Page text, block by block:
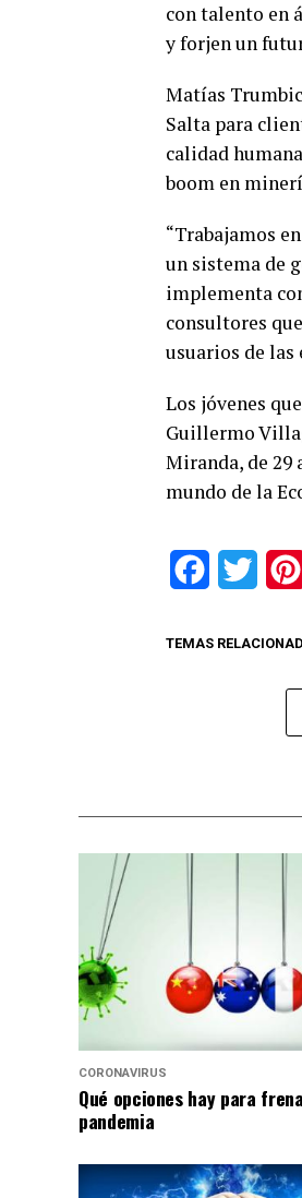
con talento en
y forjen un
Matías
Salta para
calidad
boom en
“Trabajamos
un sistema de
implementa
consultores
usuarios de las
Los jóvenes
Guillermo
Miranda, de
mundo de la
FacebookTwitter
TEMAS
CORONAVIRUS
Qué opciones hay para
pandemia